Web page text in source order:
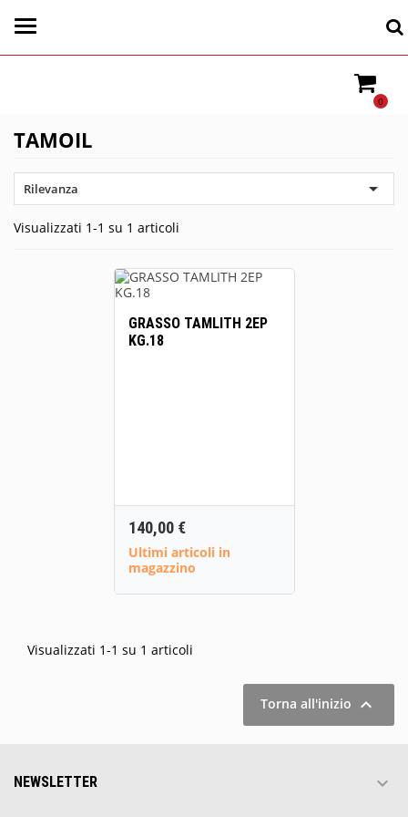
0
TAMOIL
Rilevanza 
Visualizzati 1-1 su 1 articoli
GRASSO TAMLITH 2EP
KG.18
Prezzo
140,00 €
Ultimi articoli in
magazzino
Visualizzati 1-1 su 1 articoli
Torna all'inizio 
NEWSLETTER 